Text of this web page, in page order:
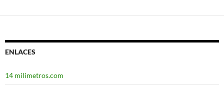
ENLACES
14 milimetros.com